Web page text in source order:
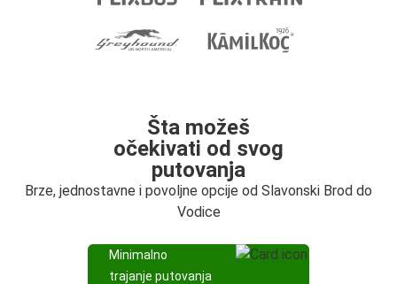
Šta možeš
očekivati od svog
putovanja
Brze, jednostavne i povoljne opcije od Slavonski Brod do
Vodice
Minimalno
trajanje putovanja